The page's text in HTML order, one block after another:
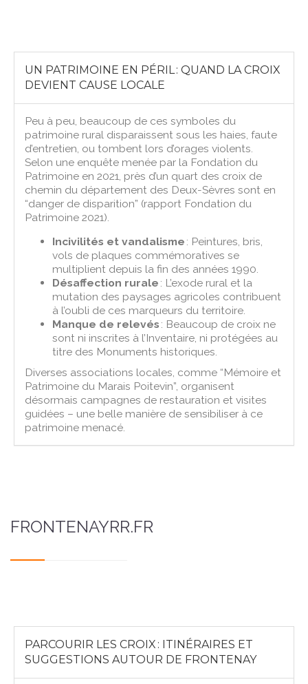
UN PATRIMOINE EN PÉRIL : QUAND LA CROIX
DEVIENT CAUSE LOCALE
Peu à peu, beaucoup de ces symboles du
patrimoine rural disparaissent sous les haies, faute
d’entretien, ou tombent lors d’orages violents.
Selon une enquête menée par la Fondation du
Patrimoine en 2021, près d’un quart des croix de
chemin du département des Deux-Sèvres sont en
“danger de disparition” (rapport Fondation du
Patrimoine 2021).
Incivilités et vandalisme : Peintures, bris,
vols de plaques commémoratives se
multiplient depuis la fin des années 1990.
Désaffection rurale : L’exode rural et la
mutation des paysages agricoles contribuent
à l’oubli de ces marqueurs du territoire.
Manque de relevés : Beaucoup de croix ne
sont ni inscrites à l’Inventaire, ni protégées au
titre des Monuments historiques.
Diverses associations locales, comme “Mémoire et
Patrimoine du Marais Poitevin”, organisent
désormais campagnes de restauration et visites
guidées – une belle manière de sensibiliser à ce
patrimoine menacé.
FRONTENAYRR.FR
PARCOURIR LES CROIX : ITINÉRAIRES ET
SUGGESTIONS AUTOUR DE FRONTENAY